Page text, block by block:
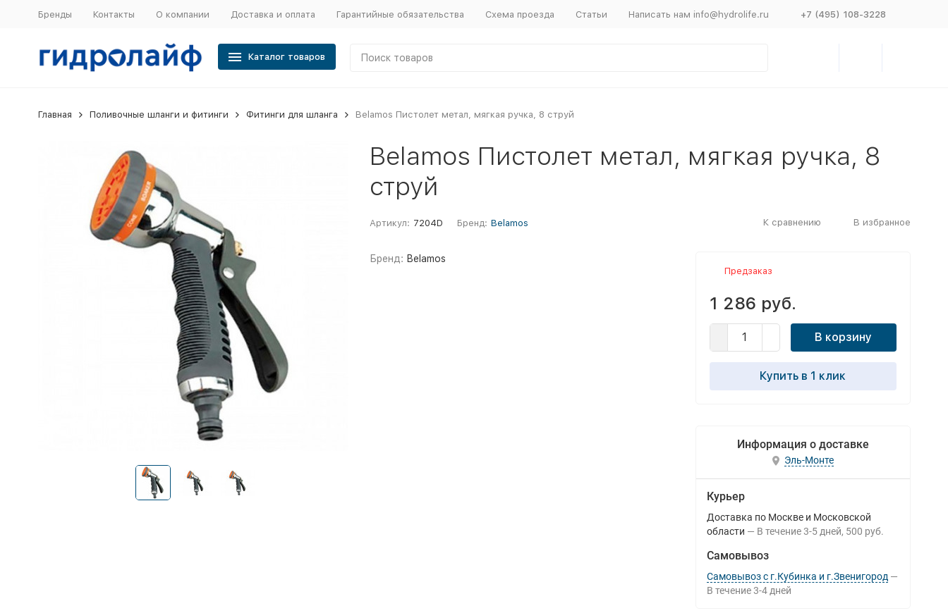
Бренды Контакты О компании Доставка и оплата Гарантийные обязательства Схема проезда Статьи Написать нам info@hydrolife.ru +7 (495) 108-3228
Каталог товаров
Главная Поливочные шланги и фитинги Фитинги для шланга Belamos Пистолет метал, мягкая ручка, 8 струй
Belamos Пистолет метал, мягкая ручка, 8
струй
Артикул: 7204D Бренд: Belamos К сравнению В избранное
Бренд: Belamos
Предзаказ
1 286 руб.
В корзину
Купить в 1 клик
Информация о доставке
Эль-Монте
Курьер
Доставка по Москве и Московской
области
В течение 3-5 дней 500 руб.
Самовывоз
Самовывоз с г.Кубинка и г.Звенигород
В течение 3-4 дней